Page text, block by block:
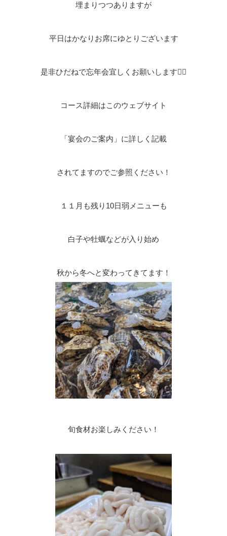
埋まりつつありますが
平日はかなりお席にゆとりございます
是非ひだねで忘年会宜しくお願いします🙇‍♂
コース詳細はこのウェブサイト
「宴会のご案内」に詳しく記載
されてますのでご参照ください！
１１月も残り10日弱メニューも
白子や牡蠣などが入り始め
秋から冬へと変わってきてます！
旬食材お楽しみください！